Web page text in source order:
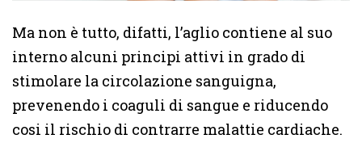
Ma non è tutto, difatti, l’aglio contiene al suo
interno alcuni principi attivi in grado di
stimolare la circolazione sanguigna,
prevenendo i coaguli di sangue e riducendo
cosi il rischio di contrarre malattie cardiache.